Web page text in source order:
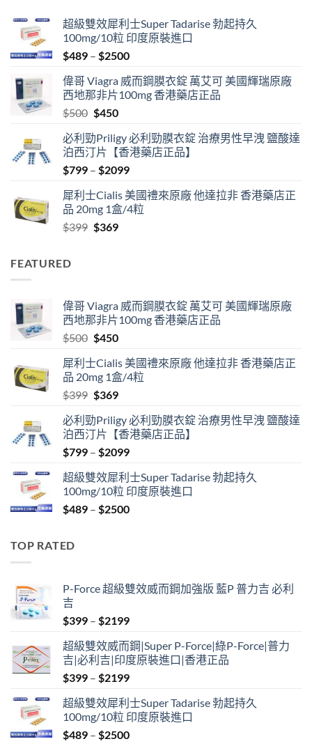
超級雙效犀利士Super Tadarise 勃起持久
100mg/10粒 印度原裝進口
$489 – $2500Price
$489
through
偉哥 Viagra 威而鋼膜衣錠 萬艾可 美國輝瑞原廠
西地那非片100mg 香港藥店正品
$500 Original
was:
$500.
$450Current
is:
$450.
必利勁Priligy 必利勁膜衣錠 治療男性早洩 鹽酸達
泊西汀片【香港藥店正品】
$799 – $2099Price
$799
through
犀利士Cialis 美國禮來原廠 他達拉非 香港藥店正
品 20mg 1盒/4粒
$399 Original
$369Current
FEATURED
偉哥 Viagra 威而鋼膜衣錠 萬艾可 美國輝瑞原廠
西地那非片100mg 香港藥店正品
$500 Original
was:
$500.
$450Current
is:
$450.
犀利士Cialis 美國禮來原廠 他達拉非 香港藥店正
品 20mg 1盒/4粒
$399 Original
was:
$399.
$369Current
is:
$369.
必利勁Priligy 必利勁膜衣錠 治療男性早洩 鹽酸達
泊西汀片【香港藥店正品】
$799 – $2099Price
$799
through
$2099
超級雙效犀利士Super Tadarise 勃起持久
100mg/10粒 印度原裝進口
$489 – $2500Price
TOP RATED
P-Force 超級雙效威而鋼加強版 藍P 普力吉 必利
吉
$399 – $2199Price
$399
through
$2199
超級雙效威而鋼|Super P-Force|綠P-Force|普力
吉|必利吉|印度原裝進口|香港正品
$399 – $2199Price
$399
through
$2199
超級雙效犀利士Super Tadarise 勃起持久
100mg/10粒 印度原裝進口
$489 – $2500Price